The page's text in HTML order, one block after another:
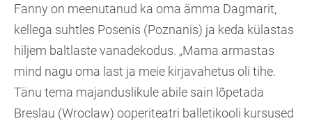
Fanny on meenutanud ka oma ämma Dagmarit,
kellega suhtles Posenis (Poznanis) ja keda külastas
hiljem baltlaste vanadekodus. „Mama armastas
mind nagu oma last ja meie kirjavahetus oli tihe.
Tänu tema majanduslikule abile sain lõpetada
Breslau (Wroclaw) ooperiteatri balletikooli kursused